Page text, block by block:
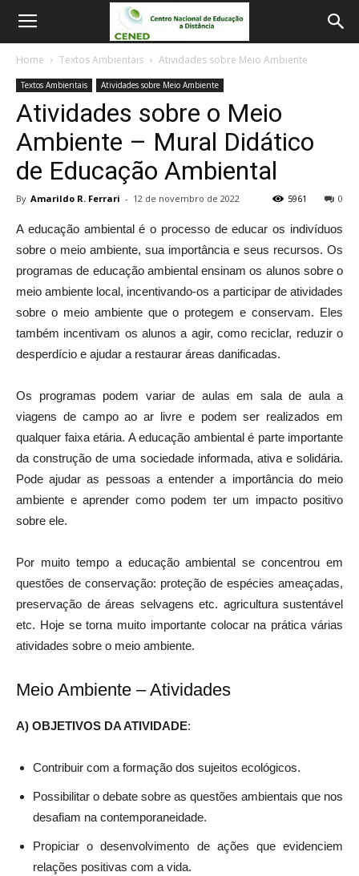
Home Textos Ambientais Atividades sobre Meio Ambiente
Textos Ambientais Atividades sobre Meio Ambiente
Atividades sobre o Meio
Ambiente – Mural Didático
de Educação Ambiental
By Amarildo R. Ferrari - 12 de novembro de 2022 0
5961
A educação ambiental é o processo de educar os indivíduos
sobre o meio ambiente, sua importância e seus recursos. Os
programas de educação ambiental ensinam os alunos sobre o
meio ambiente local, incentivando-os a participar de atividades
sobre o meio ambiente que o protegem e conservam. Eles
também incentivam os alunos a agir, como reciclar, reduzir o
desperdício e ajudar a restaurar áreas danificadas.
Os programas podem variar de aulas em sala de aula a
viagens de campo ao ar livre e podem ser realizados em
qualquer faixa etária. A educação ambiental é parte importante
da construção de uma sociedade informada, ativa e solidária.
Pode ajudar as pessoas a entender a importância do meio
ambiente e aprender como podem ter um impacto positivo
sobre ele.
Por muito tempo a educação ambiental se concentrou em
questões de conservação: proteção de espécies ameaçadas,
preservação de áreas selvagens etc. agricultura sustentável
etc. Hoje se torna muito importante colocar na prática várias
atividades sobre o meio ambiente.
Meio Ambiente – Atividades
A) OBJETIVOS DA ATIVIDADE:
Contribuir com a formação dos sujeitos ecológicos.
Possibilitar o debate sobre as questões ambientais que nos
desafiam na contemporaneidade.
Propiciar o desenvolvimento de ações que evidenciem
relações positivas com a vida.